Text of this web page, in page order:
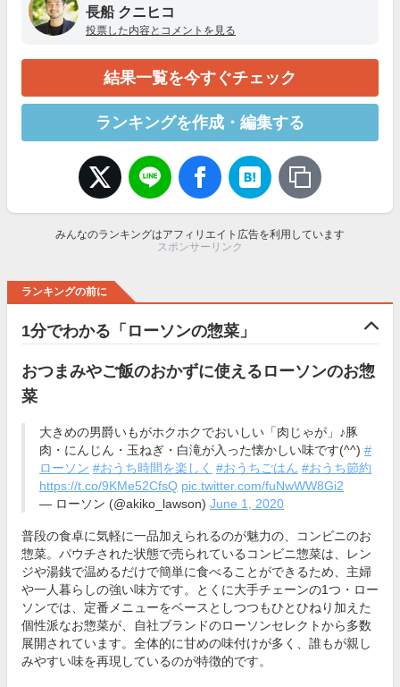
長船 クニヒコ
投票した内容とコメントを見る
結果一覧を今すぐチェック
ランキングを作成・編集する
みんなのランキングはアフィリエイト広告を利用しています
スポンサーリンク
ランキングの前に
1分でわかる「ローソンの惣菜」
おつまみやご飯のおかずに使えるローソンのお惣
菜
大きめの男爵いもがホクホクでおいしい「肉じゃが」♪豚
肉・にんじん・玉ねぎ・白滝が入った懐かしい味です(^^) #
ローソン #おうち時間を楽しく #おうちごはん #おうち節約
https://t.co/9KMe52CfsQ pic.twitter.com/fuNwWW8Gi2
— ローソン (@akiko_lawson) June 1, 2020
普段の食卓に気軽に一品加えられるのが魅力の、コンビニのお
惣菜。パウチされた状態で売られているコンビニ惣菜は、レン
ジや湯銭で温めるだけで簡単に食べることができるため、主婦
や一人暮らしの強い味方です。とくに大手チェーンの1つ・ロー
ソンでは、定番メニューをベースとしつつもひとひねり加えた
個性派なお惣菜が、自社ブランドのローソンセレクトから多数
展開されています。全体的に甘めの味付けが多く、誰もが親し
みやすい味を再現しているのが特徴的です。